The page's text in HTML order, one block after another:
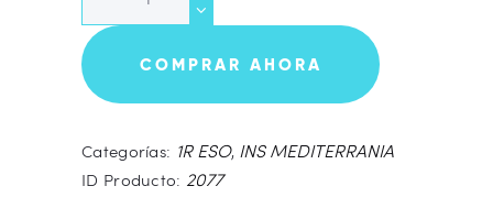
ESO
-
Material
-
Ins
COMPRAR AHORA
Categorías: 1R ESO, INS MEDITERRANIA
ID Producto: 2077